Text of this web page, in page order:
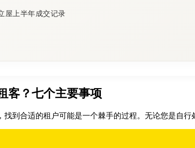
屋上半年成交记录
客？七个主要事项
到合适的租户可能是一个棘手的过程。无论您是自